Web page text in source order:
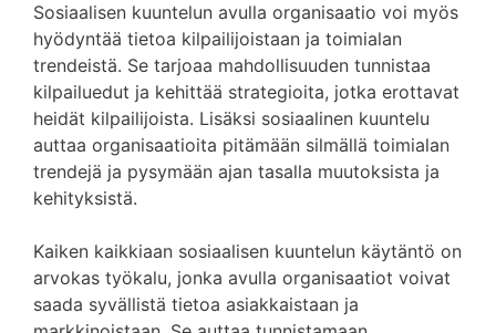
Sosiaalisen kuuntelun avulla organisaatio voi myös
hyödyntää tietoa kilpailijoistaan ja toimialan
trendeistä. Se tarjoaa mahdollisuuden tunnistaa
kilpailuedut ja kehittää strategioita, jotka erottavat
heidät kilpailijoista. Lisäksi sosiaalinen kuuntelu
auttaa organisaatioita pitämään silmällä toimialan
trendejä ja pysymään ajan tasalla muutoksista ja
kehityksistä.
Kaiken kaikkiaan sosiaalisen kuuntelun käytäntö on
arvokas työkalu, jonka avulla organisaatiot voivat
saada syvällistä tietoa asiakkaistaan ja